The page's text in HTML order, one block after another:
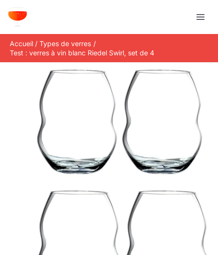
Accueil
Types de verres
Test : verres à vin blanc Riedel Swirl, set de 4
e
c
h
e